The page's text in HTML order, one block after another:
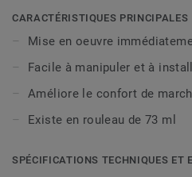
compatibles etc...), explorez
celle qui convient le mieux à
CARACTÉRISTIQUES PRINCIPALES
Mise en oeuvre
Facile à manipuler et à
Améliore le confort de
Existe en rouleau de 73 ml
SPÉCIFICATIONS TECHNIQUES ET